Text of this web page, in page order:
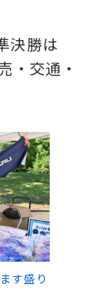
決勝は
交通・
す盛り